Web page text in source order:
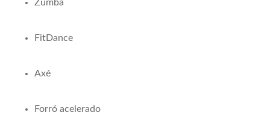
Zumba
FitDance
Axé
Forró acelerado